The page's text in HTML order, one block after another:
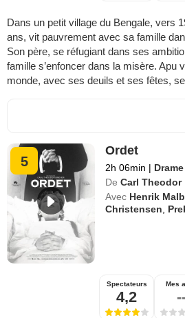
Dans un petit village du Bengale, vers
ans, vit pauvrement avec sa famille
Son père, se réfugiant dans ses
famille s’enfoncer dans la misère. Apu
monde, avec ses deuils et ses fêtes,
5
Ordet
2h 06min | Drame
De Carl Theodor
Avec Henrik
Christensen
Spectateurs
4,2
Mes